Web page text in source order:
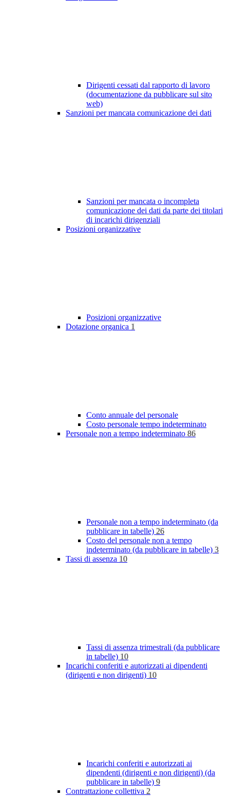
Dirigenti cessati dal rapporto di lavoro
(documentazione da pubblicare sul sito
web)
Sanzioni per mancata comunicazione dei dati
Sanzioni per mancata o incompleta
comunicazione dei dati da parte dei titolari
di incarichi dirigenziali
Posizioni organizzative
Posizioni organizzative
Dotazione organica 1
Conto annuale del personale
Costo personale tempo indeterminato
Personale non a tempo indeterminato 86
Personale non a tempo indeterminato (da
pubblicare in tabelle) 26
Costo del personale non a tempo
indeterminato (da pubblicare in tabelle) 3
Tassi di assenza 10
Tassi di assenza trimestrali (da pubblicare
in tabelle) 10
Incarichi conferiti e autorizzati ai dipendenti
(dirigenti e non dirigenti) 10
Incarichi conferiti e autorizzati ai
dipendenti (dirigenti e non dirigenti) (da
pubblicare in tabelle) 9
Contrattazione collettiva 2